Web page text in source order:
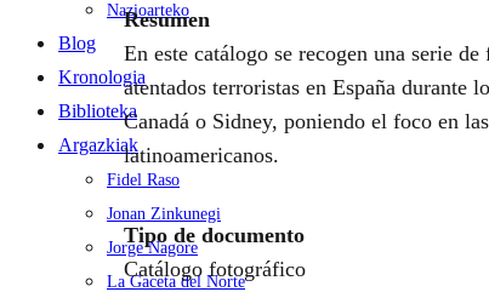
Nazioarteko
Blog
Kronologia
Biblioteka
Argazkiak
Fidel Raso
Jonan Zinkunegi
Jorge Nagore
La Gaceta del Norte
Resumen
En este catálogo se recogen una serie
atentados terroristas en España durante
Canadá o Sidney, poniendo el foco en
latinoamericanos.
Tipo de documento
Catálogo fotográfico